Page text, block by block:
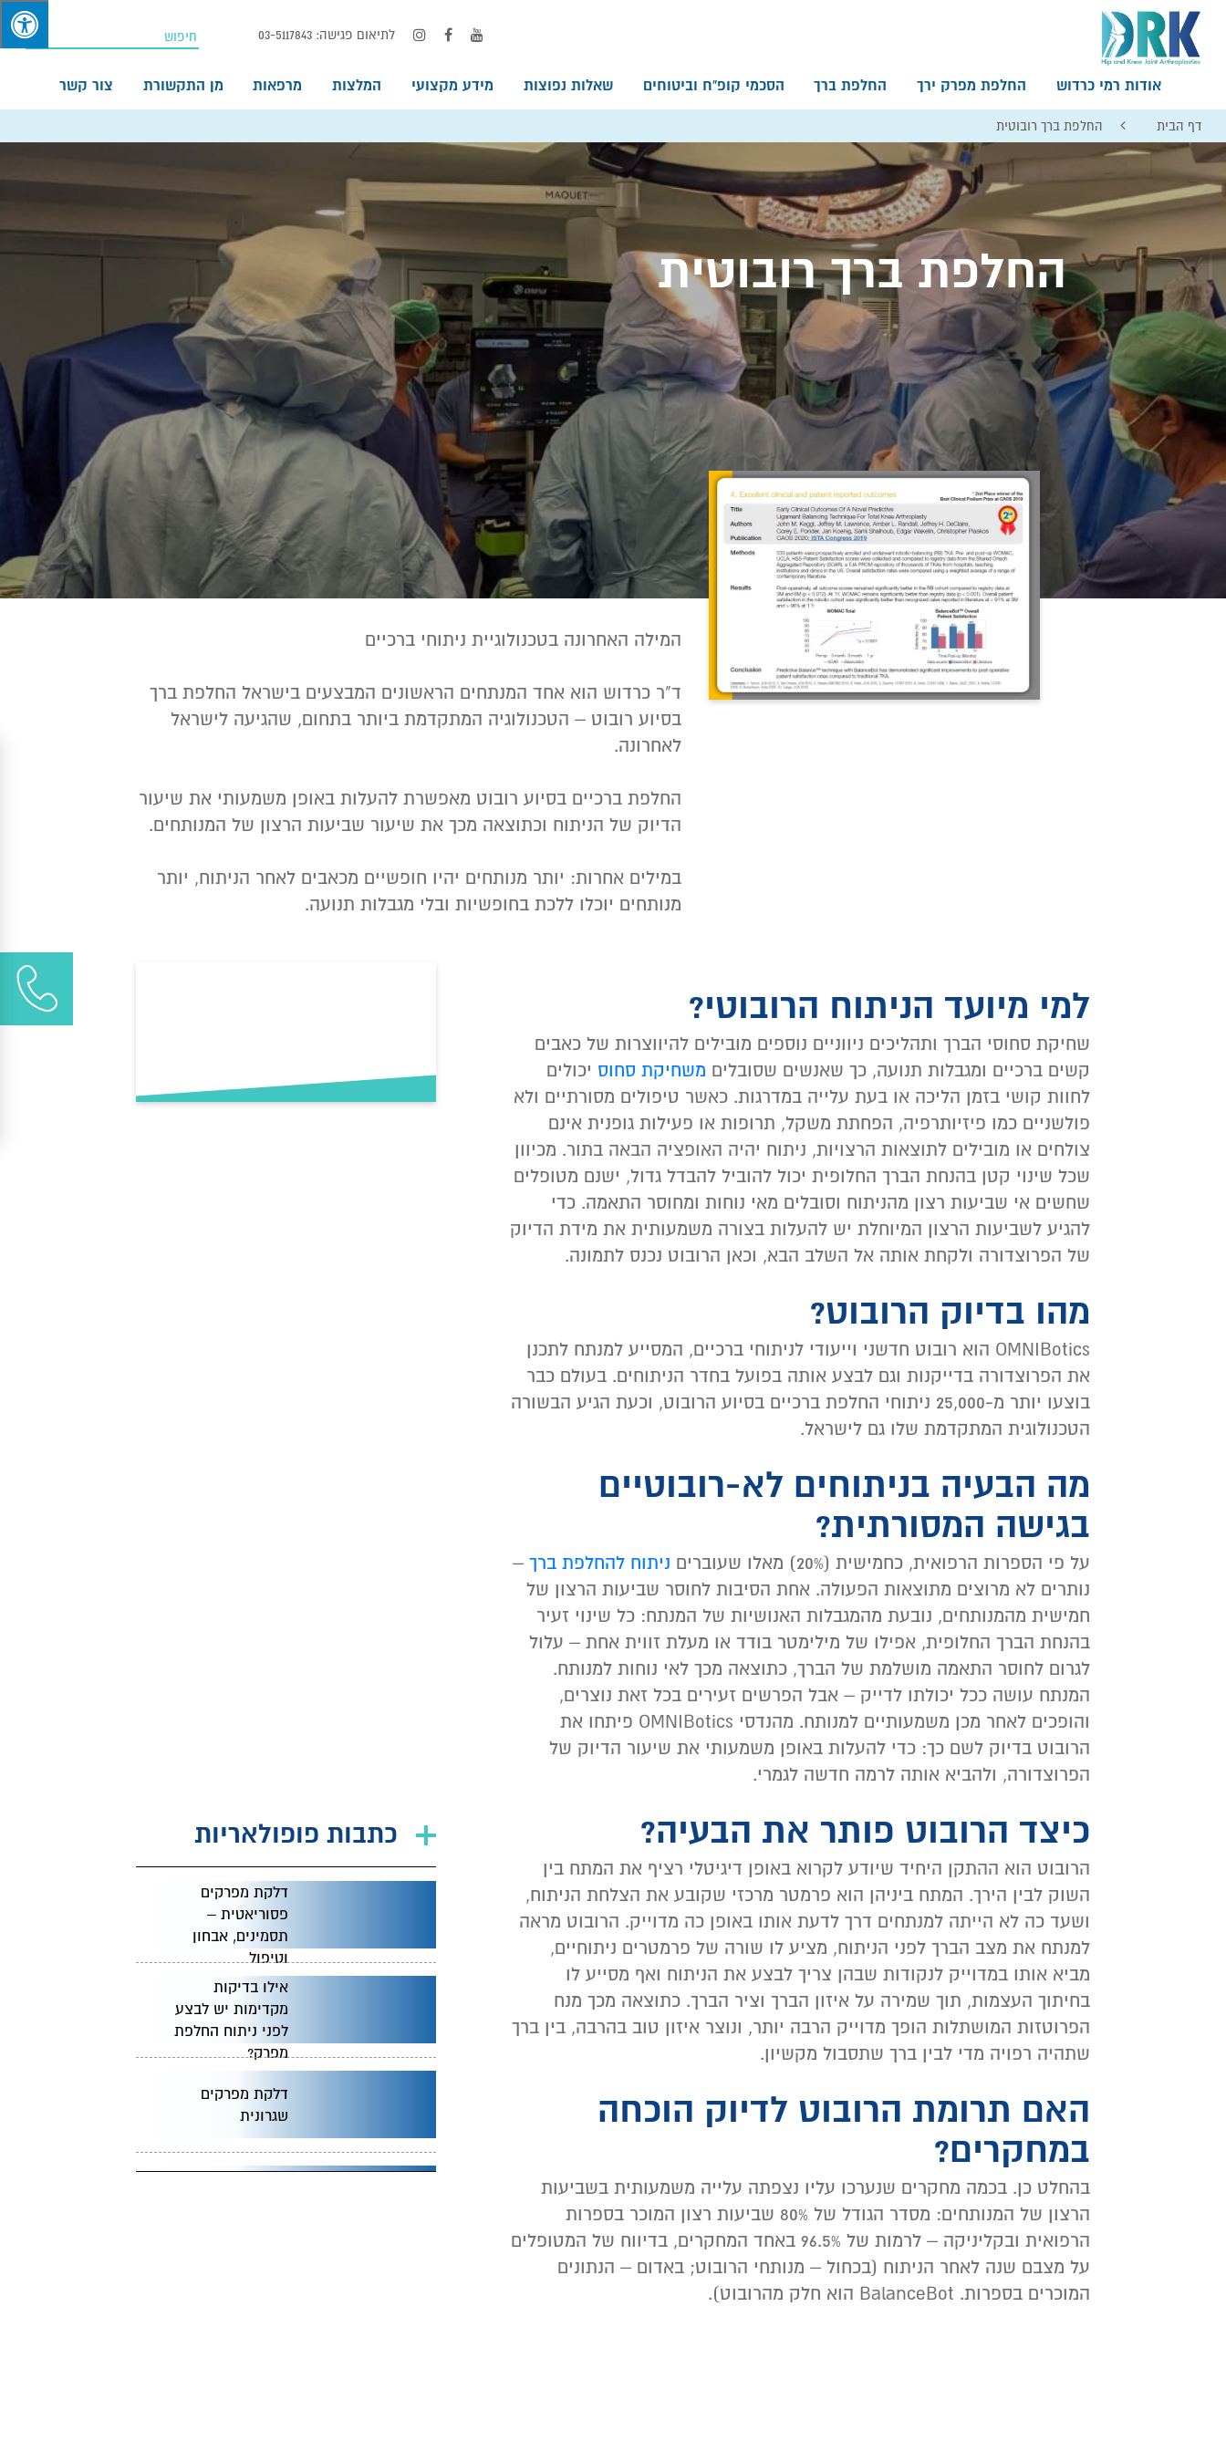
לתיאום פגישה:03-5117843
אודות רמי כרדוש החלפת מפרק ירך החלפת ברך הסכמי קופ”ח וביטוחים שאלות נפוצות מידע מקצועי המלצות מרפאות מן התקשורת צור קשר
דף הבית החלפת ברך רובוטית
החלפת ברך רובוטית
המילה האחרונה בטכנולוגיית ניתוחי ברכיים
ד"ר כרדוש הוא אחד המנתחים הראשונים המבצעים בישראל החלפת ברך
בסיוע רובוט – הטכנולוגיה המתקדמת ביותר בתחום, שהגיעה לישראל
לאחרונה.
החלפת ברכיים בסיוע רובוט מאפשרת להעלות באופן משמעותי את שיעור
הדיוק של הניתוח וכתוצאה מכך את שיעור שביעות הרצון של המנותחים.
במילים אחרות: יותר מנותחים יהיו חופשיים מכאבים לאחר הניתוח, יותר
מנותחים יוכלו ללכת בחופשיות ובלי מגבלות תנועה.
למי מיועד הניתוח הרובוטי?
שחיקת סחוסי הברך ותהליכים ניווניים נוספים מובילים להיווצרות של כאבים
קשים ברכיים ומגבלות תנועה, כך שאנשים שסובלים משחיקת סחוס יכולים
לחוות קושי בזמן הליכה או בעת עלייה במדרגות. כאשר טיפולים מסורתיים ולא
פולשניים כמו פיזיותרפיה, הפחתת משקל, תרופות או פעילות גופנית אינם
צולחים או מובילים לתוצאות הרצויות, ניתוח יהיה האופציה הבאה בתור. מכיוון
שכל שינוי קטן בהנחת הברך החלופית יכול להוביל להבדל גדול, ישנם מטופלים
שחשים אי שביעות רצון מהניתוח וסובלים מאי נוחות ומחוסר התאמה. כדי
להגיע לשביעות הרצון המיוחלת יש להעלות בצורה משמעותית את מידת הדיוק
של הפרוצדורה ולקחת אותה אל השלב הבא, וכאן הרובוט נכנס לתמונה.
מהו בדיוק הרובוט?
OMNIBotics הוא רובוט חדשני וייעודי לניתוחי ברכיים, המסייע למנתח לתכנן
את הפרוצדורה בדייקנות וגם לבצע אותה בפועל בחדר הניתוחים. בעולם כבר
בוצעו יותר מ-25,000 ניתוחי החלפת ברכיים בסיוע הרובוט, וכעת הגיע הבשורה
הטכנולוגית המתקדמת שלו גם לישראל.
מה הבעיה בניתוחים לא-רובוטיים
בגישה המסורתית?
על פי הספרות הרפואית, כחמישית (20%) מאלו שעוברים ניתוח להחלפת ברך –
נותרים לא מרוצים מתוצאות הפעולה. אחת הסיבות לחוסר שביעות הרצון של
חמישית מהמנותחים, נובעת מהמגבלות האנושיות של המנתח: כל שינוי זעיר
בהנחת הברך החלופית, אפילו של מילימטר בודד או מעלת זווית אחת – עלול
לגרום לחוסר התאמה מושלמת של הברך, כתוצאה מכך לאי נוחות למנותח.
המנתח עושה ככל יכולתו לדייק – אבל הפרשים זעירים בכל זאת נוצרים,
והופכים לאחר מכן משמעותיים למנותח. מהנדסי OMNIBotics פיתחו את
הרובוט בדיוק לשם כך: כדי להעלות באופן משמעותי את שיעור הדיוק של
הפרוצדורה, ולהביא אותה לרמה חדשה לגמרי.
כיצד הרובוט פותר את הבעיה?
הרובוט הוא ההתקן היחיד שיודע לקרוא באופן דיגיטלי רציף את המתח בין
השוק לבין הירך. המתח ביניהן הוא פרמטר מרכזי שקובע את הצלחת הניתוח,
ושעד כה לא הייתה למנתחים דרך לדעת אותו באופן כה מדוייק. הרובוט מראה
למנתח את מצב הברך לפני הניתוח, מציע לו שורה של פרמטרים ניתוחיים,
מביא אותו במדוייק לנקודות שבהן צריך לבצע את הניתוח ואף מסייע לו
בחיתוך העצמות, תוך שמירה על איזון הברך וציר הברך. כתוצאה מכך מנח
הפרוטזות המושתלות הופך מדוייק הרבה יותר, ונוצר איזון טוב בהרבה, בין ברך
שתהיה רפויה מדי לבין ברך שתסבול מקשיון.
האם תרומת הרובוט לדיוק הוכחה
במחקרים?
בהחלט כן. בכמה מחקרים שנערכו עליו נצפתה עלייה משמעותית בשביעות
הרצון של המנותחים: מסדר הגודל של 80% שביעות רצון המוכר בספרות
הרפואית ובקליניקה – לרמות של 96.5% באחד המחקרים, בדיווח של המטופלים
על מצבם שנה לאחר הניתוח (בכחול – מנותחי הרובוט; באדום – הנתונים
המוכרים בספרות. BalanceBot הוא חלק מהרובוט).
כתבות פופולאריות
דלקת מפרקים
פסוריאטית –
תסמינים, אבחון
וטיפול
אילו בדיקות
מקדימות יש לבצע
לפני ניתוח החלפת
מפרק?
דלקת מפרקים
שגרונית